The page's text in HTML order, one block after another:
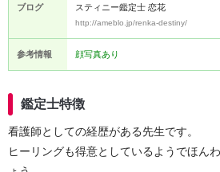
ブログ スティニー鑑定士 恋花
http://ameblo.jp/renka-destiny/
参考情報 顔写真あり
鑑定士特徴
看護師としての経歴がある先生です。
ヒーリングも得意としているようでほん